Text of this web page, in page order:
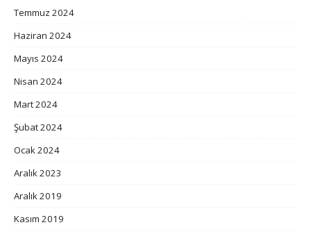
Temmuz 2024
Haziran 2024
Mayıs 2024
Nisan 2024
Mart 2024
Şubat 2024
Ocak 2024
Aralık 2023
Aralık 2019
Kasım 2019